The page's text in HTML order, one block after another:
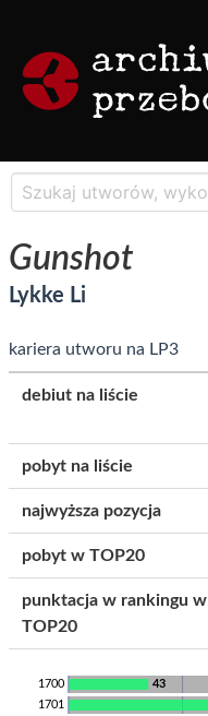
Gunshot
Lykke Li
kariera utworu na LP3
debiut na liście
pobyt na liście
najwyższa pozycja
pobyt w TOP20
punktacja w rankingu w
TOP20
43
1700
1701